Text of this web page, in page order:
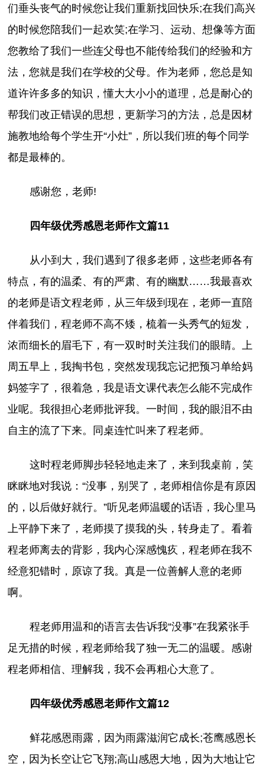
们垂头丧气的时候您让我们重新找回快乐;在我们高兴
的时候您陪我们一起欢笑;在学习、运动、想像等方面
您教给了我们一些连父母也不能传给我们的经验和方
法，您就是我们在学校的父母。作为老师，您总是知
道许许多多的知识，懂大大小小的道理，总是耐心的
帮我们改正错误的思想，更新学习的方法，总是因材
施教地给每个学生开“小灶”，所以我们班的每个同学
都是最棒的。
感谢您，老师!
四年级优秀感恩老师作文篇11
从小到大，我们遇到了很多老师，这些老师各有
特点，有的温柔、有的严肃、有的幽默……我最喜欢
的老师是语文程老师，从三年级到现在，老师一直陪
伴着我们，程老师不高不矮，梳着一头秀气的短发，
浓而细长的眉毛下，有一双时时关注我们的眼睛。上
周五早上，我掏书包，突然发现我忘记把预习单给妈
妈签字了，很着急，我是语文课代表怎么能不完成作
业呢。我很担心老师批评我。一时间，我的眼泪不由
自主的流了下来。同桌连忙叫来了程老师。
这时程老师脚步轻轻地走来了，来到我桌前，笑
眯眯地对我说：“没事，别哭了，老师相信你是有原因
的，以后做好就行。”听见老师温暖的话语，我心里马
上平静下来了，老师摸了摸我的头，转身走了。看着
程老师离去的背影，我内心深感愧疚，程老师在我不
经意犯错时，原谅了我。真是一位善解人意的老师
啊。
程老师用温和的语言去告诉我“没事”在我紧张手
足无措的时候，程老师给我了独一无二的温暖。感谢
程老师相信、理解我，我不会再粗心大意了。
四年级优秀感恩老师作文篇12
鲜花感恩雨露，因为雨露滋润它成长;苍鹰感恩长
空，因为长空让它飞翔;高山感恩大地，因为大地让它